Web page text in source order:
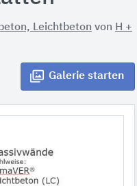
Leichtbeton von H +
Galerie starten